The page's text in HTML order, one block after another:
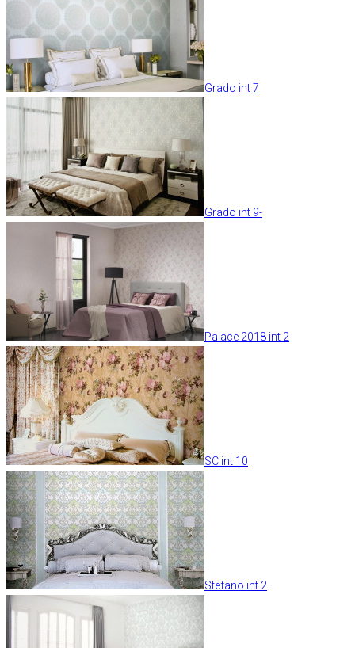
Grado int 7
Grado int 9-
Palace 2018 int 2
SC int 10
Stefano int 2